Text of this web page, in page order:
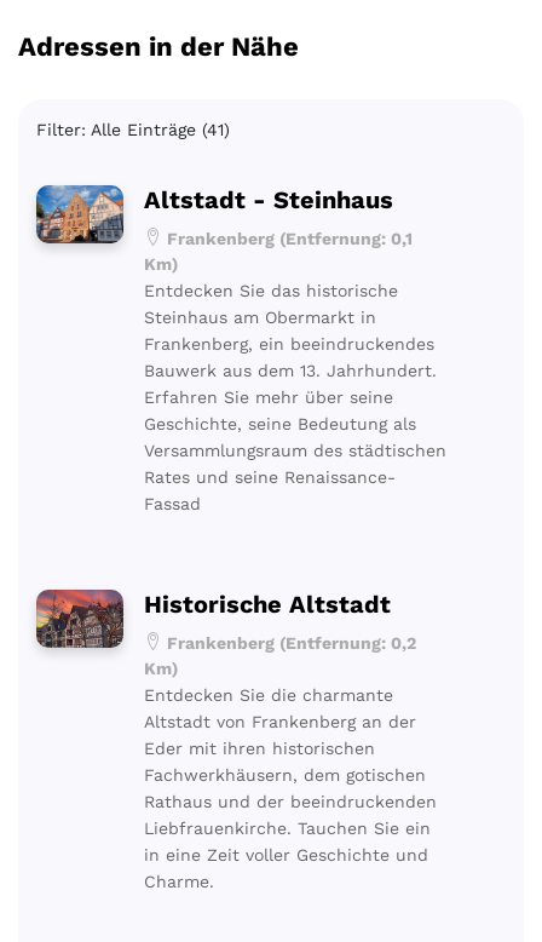
Adressen in der Nähe
Filter: Alle Einträge (41)
Altstadt - Steinhaus
Frankenberg (Entfernung: 0,1
Km)
Entdecken Sie das historische
Steinhaus am Obermarkt in
Frankenberg, ein beeindruckendes
Bauwerk aus dem 13. Jahrhundert.
Erfahren Sie mehr über seine
Geschichte, seine Bedeutung als
Versammlungsraum des städtischen
Rates und seine Renaissance-
Fassad
Historische Altstadt
Frankenberg (Entfernung: 0,2
Km)
Entdecken Sie die charmante
Altstadt von Frankenberg an der
Eder mit ihren historischen
Fachwerkhäusern, dem gotischen
Rathaus und der beeindruckenden
Liebfrauenkirche. Tauchen Sie ein
in eine Zeit voller Geschichte und
Charme.